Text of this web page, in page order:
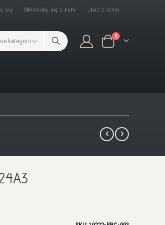
się Skontaktuj się z nami Utwórz konto
Koszyk
0produkty/ów